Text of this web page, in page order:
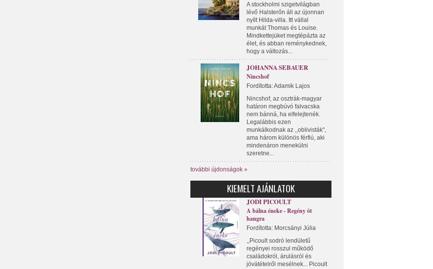
A stockholmi szigetvilágban
lévő Halsterőn áll az újonnan
nyílt Hilda-villa. Itt vállal
munkát Thomas és Louise.
Mindkettejüket megtépázta az
élet, és abban reménykednek,
hogy a változás...
JOHANNA SEBAUER
Nincshof
Fordította: Adamik Lajos
Nincshof, az osztrák-magyar
határon megbúvó falvacska
nem bánná, ha elfelejtenék.
Legalábbis ezen
munkálkodnak az ,,oblivisták",
ama három különös férfiú, aki
mindenáron menekülni
szeretne...
további újdonságok »
KIEMELT AJÁNLATOK
JODI PICOULT
A bálna éneke - Regény öt
hangra
Fordította: Morcsányi Júlia
,,Picoult sodró lendületű
regényei rosszul működő
családokról, árulásról és
jóvátételről mesélnek... Picoult